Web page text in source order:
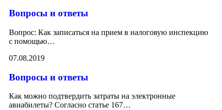
Вопросы и ответы
Вопрос: Как записаться на прием в налоговую инспекцию
с помощью…
07.08.2019
Вопросы и ответы
Как можно подтвердить затраты на электронные
авиабилеты? Согласно статье 167…